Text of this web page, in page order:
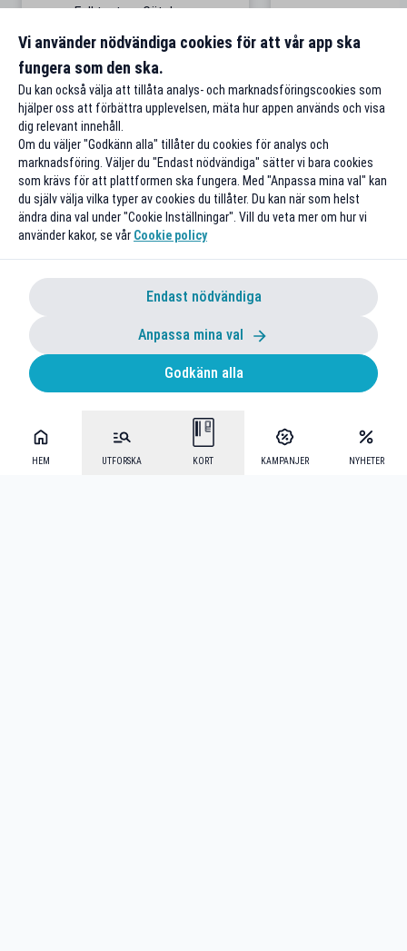
HEM UTFORSKA KORT KAMPANJER NYHETER
Folkteatern Göteborg
Gäller på föreställningen The Black
Rider
Till rabatten
Vi använder nödvändiga cookies för att vår app ska
fungera som den ska.
Du kan också välja att tillåta analys- och marknadsföringscookies som
hjälper oss att förbättra upplevelsen, mäta hur appen används och visa
dig relevant innehåll.
Om du väljer "Godkänn alla" tillåter du cookies för analys och
marknadsföring. Väljer du "Endast nödvändiga" sätter vi bara cookies
som krävs för att plattformen ska fungera. Med "Anpassa mina val" kan
du själv välja vilka typer av cookies du tillåter. Du kan när som helst
ändra dina val under "Cookie Inställningar". Vill du veta mer om hur vi
använder kakor, se vår Cookie policy
Endast nödvändiga
Anpassa mina val
Godkänn alla